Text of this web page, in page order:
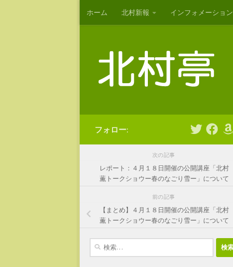
コンテンツへスキップ
ホーム 北村新報 インフォメーション
フォロー:
次の記事
レポート：４月１８日開催の公開講座「北村
薫トークショウー春のなごり雪ー」について
前の記事
【まとめ】４月１８日開催の公開講座「北村
薫トークショウー春のなごり雪ー」について
検